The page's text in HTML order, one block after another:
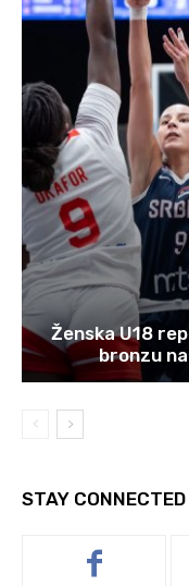
Ženska U18
bronzu
STAY CONNECTED